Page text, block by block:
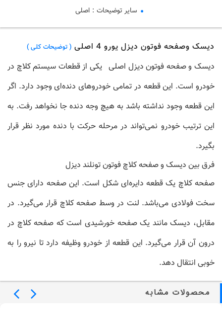
سایر توضیحات : اصلی
دیسک وصفحه فوتون دیزل یورو 4 اصلی ( توضیحات کلی )
دیسک و صفحه فوتون دیزل اصلی یکی از قطعات سیستم کلاچ در
خودرو است. این قطعه در تمامی خودروهای دنده‌ای وجود دارد. اگر
این قطعه وجود نداشته باشد به هیچ وجه دنده جا نخواهد رفت. به
این ترتیب خودرو نمی‌تواند در مرحله حرکت با دنده مورد نظر قرار
بگیرد.
فرق بین دیسک و صفحه کلاچ فوتون تونلند دیزل
صفحه کلاچ یک قطعه دایره‌ای شکل است. این صفحه دارای جنس
سخت فولادی می‌باشد. لنت در وسط صفحه کلاچ قرار می‌گیرد. در
مقابل، دیسکمانند یک صفحه خورشیدی است که صفحه کلاچ در
درون آن قرار می‌گیرد. این قطعه از خودرو وظیفه دارد تا نیرو را به
خوبی انتقال دهد.
محصولات مشابه